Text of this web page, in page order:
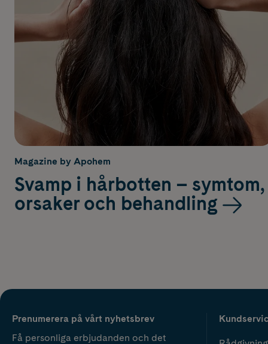
Magazine by Apohem
Svamp i hårbotten – symtom,
orsaker och behandling
Prenumerera på vårt nyhetsbrev
Få personliga erbjudanden och det